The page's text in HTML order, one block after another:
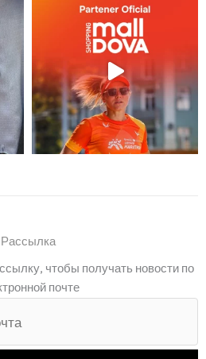
Рассылка
чтобы получать новости по
почте